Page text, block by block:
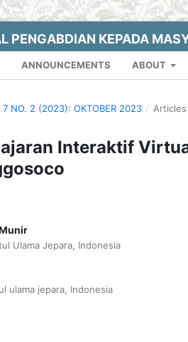
PENGABDIAN KEPADA
ANNOUNCEMENTS ABOUT
7 NO. 2 (2023): OKTOBER 2023 / Articles
Interaktif
Ulama Jepara, Indonesia
ulama jepara, Indonesia